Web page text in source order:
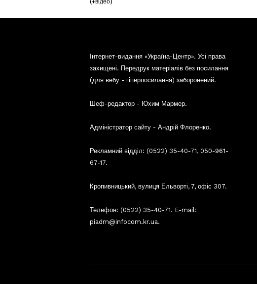
(+відео)
Інтернет-видання «Україна-Центр». Усі права
захищені. Передрук матеріалів без посилання
(для вебу - гіперпосилання) заборонений.
Шеф-редактор - Юхим Мармер.
Адміністратор сайту - Андрій Флоренко.
Рекламний відділ: (0522) 35-40-71, 050-961-
67-17.
Кропивницький, вулиця Ельворті, 7, офіс 307.
Телефон: (0522) 35-40-71. E-mail:
piadm@infocom.kr.ua.